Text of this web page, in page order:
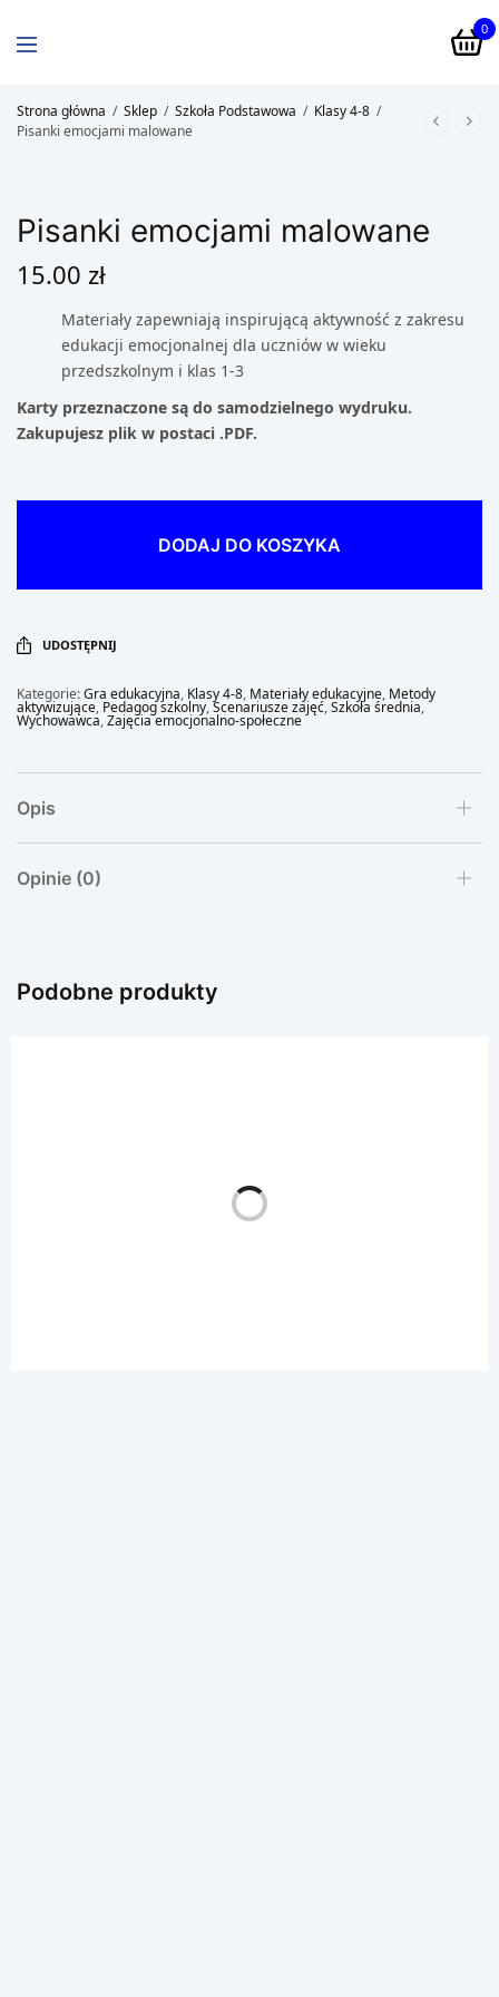
0
Strona główna / Sklep / Szkoła Podstawowa / Klasy 4-8 /
Pisanki emocjami malowane
Pisanki emocjami malowane
15.00zł
Materiały zapewniają inspirującą aktywność z zakresu
edukacji emocjonalnej dla uczniów w wieku
przedszkolnym i klas 1-3
Karty przeznaczone są do samodzielnego wydruku.
Zakupujesz plik w postaci .PDF.
DODAJ DO KOSZYKA
UDOSTĘPNIJ
Kategorie:Gra edukacyjna, Klasy 4-8, Materiały edukacyjne, Metody
aktywizujące, Pedagog szkolny,Scenariusze zajęć,Szkoła średnia,
Wychowawca,Zajęcia emocjonalno-społeczne
Opis
Opinie (0)
Podobne produkty